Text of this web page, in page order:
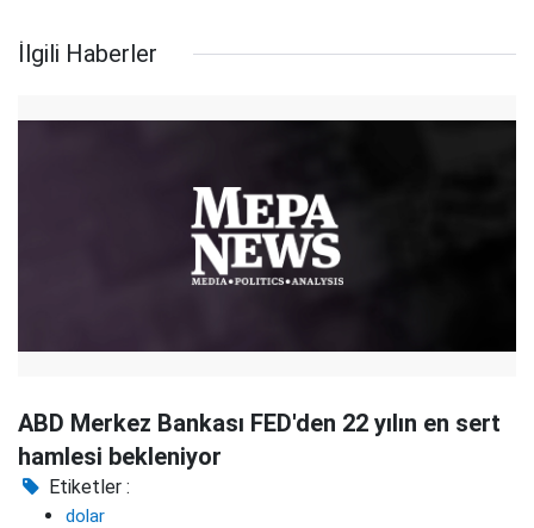
İlgili Haberler
ABD Merkez Bankası FED'den 22 yılın en sert
hamlesi bekleniyor
Etiketler :
dolar